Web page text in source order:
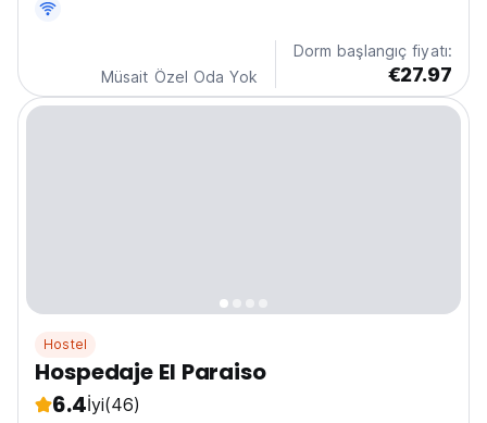
Müsait Özel Oda Yok
Dorm başlangıç fiyatı:
€27.97
Hostel
Hospedaje El Paraiso
6.4İyi(46)